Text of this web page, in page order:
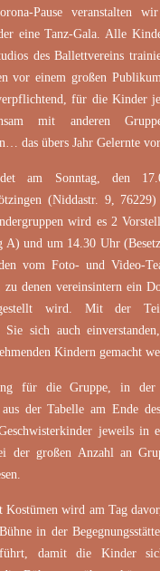
Pause veranstalten
eine Tanz-Gala. Alle
des Ballettvereins
vor einem großen
für die Kinder
mit anderen
das übers Jahr Gelernte
am Sonntag, den
(Niddastr. 9,
wird es 2
A) und um 14.30 Uhr
vom Foto- und Video-
zu denen vereinsintern ein
wird. Mit der
sich auch
Kindern gemacht
für die Gruppe, in
der Tabelle am Ende
jeweils in
der großen Anzahl an
wird am Tag
in der
damit die Kinder